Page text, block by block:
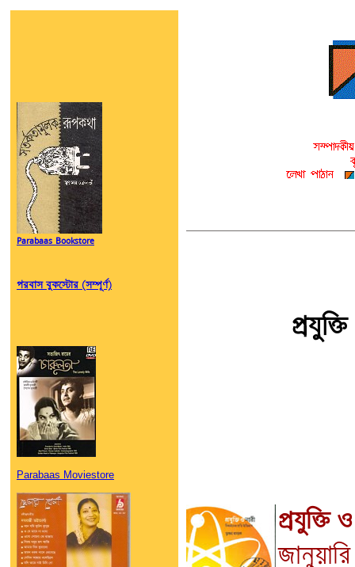
Parabaas Bookstore
পরবাস বুকস্টোর (সম্পূর্ণ)
Parabaas Moviestore
প্রযুক্তি